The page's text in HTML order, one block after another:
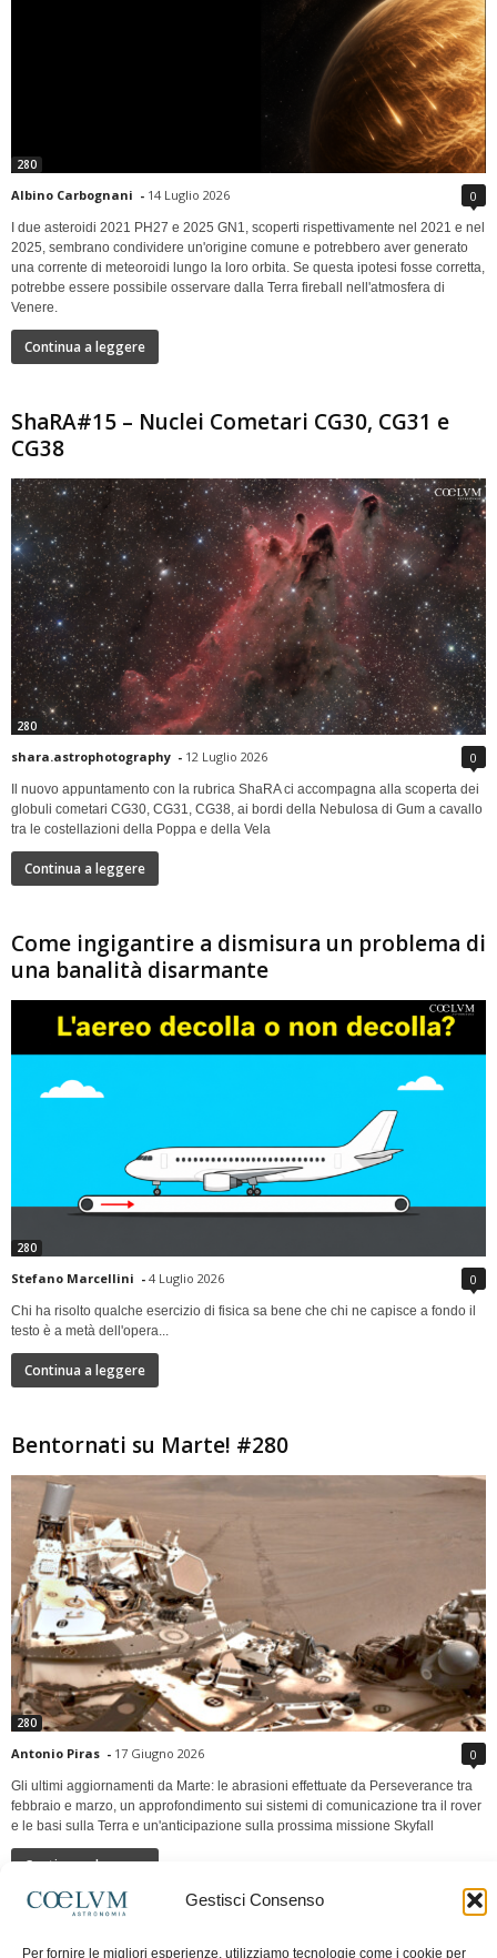
Gestisci Consenso
Per fornire le migliori esperienze, utilizziamo tecnologie come i cookie per
280
Albino Carbognani - 14 Luglio 2026 0
I due asteroidi 2021 PH27 e 2025 GN1, scoperti rispettivamente nel 2021 e nel
2025, sembrano condividere un'origine comune e potrebbero aver generato
una corrente di meteoroidi lungo la loro orbita. Se questa ipotesi fosse corretta,
potrebbe essere possibile osservare dalla Terra fireball nell'atmosfera di
Venere.
Continua a leggere
ShaRA#15 – Nuclei Cometari CG30, CG31 e
CG38
280
shara.astrophotography - 12 Luglio 2026 0
Il nuovo appuntamento con la rubrica ShaRA ci accompagna alla scoperta dei
globuli cometari CG30, CG31, CG38, ai bordi della Nebulosa di Gum a cavallo
tra le costellazioni della Poppa e della Vela
Continua a leggere
Come ingigantire a dismisura un problema di
una banalità disarmante
280
Stefano Marcellini - 4 Luglio 2026 0
Chi ha risolto qualche esercizio di fisica sa bene che chi ne capisce a fondo il
testo è a metà dell'opera...
Continua a leggere
Bentornati su Marte! #280
280
Antonio Piras - 17 Giugno 2026 0
Gli ultimi aggiornamenti da Marte: le abrasioni effettuate da Perseverance tra
febbraio e marzo, un approfondimento sui sistemi di comunicazione tra il rover
e le basi sulla Terra e un'anticipazione sulla prossima missione Skyfall
Continua a leggere